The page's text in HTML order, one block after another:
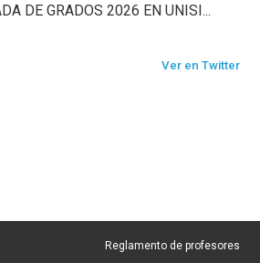
DE GRADOS 2026 EN UNISI...
Ver en Twitter
Reglamento de profesores